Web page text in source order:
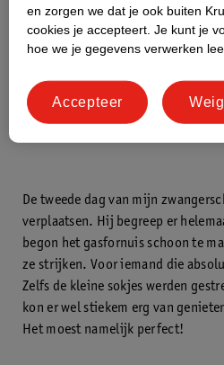
Netflixen. Hier was niks van
De tweede dag van mijn
verplaatsen. Hij begreep er
begon het gasfornuis schoon te
ze strijken. Voor iemand die
Zelfs de kleine sokjes werden
kon er wel stiekem erg van
Het moest namelijk perfect!
en zorgen we dat je ook buiten
cookies je accepteert. Je kunt je
hoe we je gegevens verwerken
Accepteer